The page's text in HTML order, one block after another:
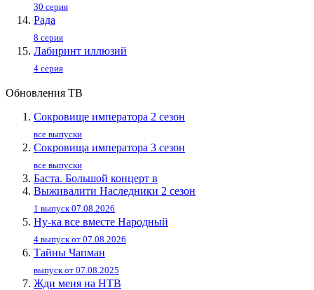
30 серия
Рада
8 серия
Лабиринт иллюзий
4 серия
Обновления ТВ
Сокровище императора 2 сезон
все выпуски
Сокровища императора 3 сезон
все выпуски
Баста. Большой концерт в
Выживалити Наследники 2 сезон
1 выпуск 07.08.2026
Ну-ка все вместе Народный
4 выпуск от 07.08.2026
Тайны Чапман
выпуск от 07.08.2025
Жди меня на НТВ